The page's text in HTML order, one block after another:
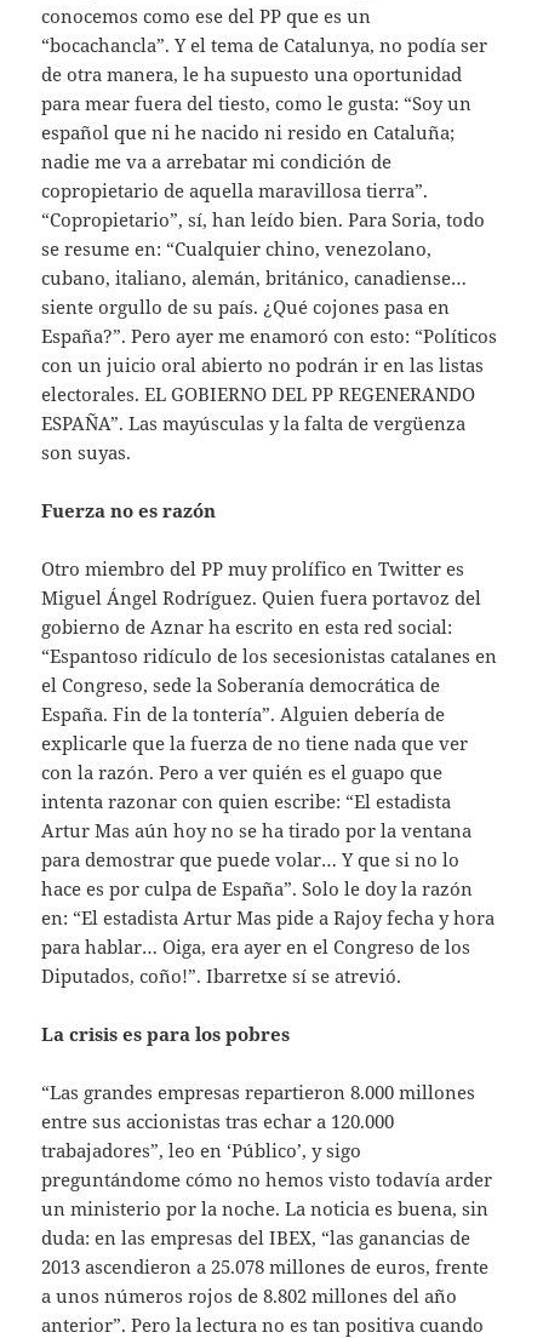
conocemos como ese del PP que es un
“bocachancla”. Y el tema de Catalunya, no podía ser
de otra manera, le ha supuesto una oportunidad
para mear fuera del tiesto, como le gusta: “Soy un
español que ni he nacido ni resido en Cataluña;
nadie me va a arrebatar mi condición de
copropietario de aquella maravillosa tierra”.
“Copropietario”, sí, han leído bien. Para Soria, todo
se resume en: “Cualquier chino, venezolano,
cubano, italiano, alemán, británico, canadiense…
siente orgullo de su país. ¿Qué cojones pasa en
España?”. Pero ayer me enamoró con esto: “Políticos
con un juicio oral abierto no podrán ir en las listas
electorales. EL GOBIERNO DEL PP REGENERANDO
ESPAÑA”. Las mayúsculas y la falta de vergüenza
son suyas.
Fuerza no es razón
Otro miembro del PP muy prolífico en Twitter es
Miguel Ángel Rodríguez. Quien fuera portavoz del
gobierno de Aznar ha escrito en esta red social:
“Espantoso ridículo de los secesionistas catalanes en
el Congreso, sede la Soberanía democrática de
España. Fin de la tontería”. Alguien debería de
explicarle que la fuerza de no tiene nada que ver
con la razón. Pero a ver quién es el guapo que
intenta razonar con quien escribe: “El estadista
Artur Mas aún hoy no se ha tirado por la ventana
para demostrar que puede volar… Y que si no lo
hace es por culpa de España”. Solo le doy la razón
en: “El estadista Artur Mas pide a Rajoy fecha y hora
para hablar… Oiga, era ayer en el Congreso de los
Diputados, coño!”. Ibarretxe sí se atrevió.
La crisis es para los pobres
“Las grandes empresas repartieron 8.000 millones
entre sus accionistas tras echar a 120.000
trabajadores”, leo en ‘Público’, y sigo
preguntándome cómo no hemos visto todavía arder
un ministerio por la noche. La noticia es buena, sin
duda: en las empresas del IBEX, “las ganancias de
2013 ascendieron a 25.078 millones de euros, frente
a unos números rojos de 8.802 millones del año
anterior”. Pero la lectura no es tan positiva cuando